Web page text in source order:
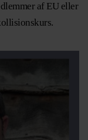
af EU eller